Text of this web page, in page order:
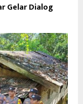
Gelar Dialog